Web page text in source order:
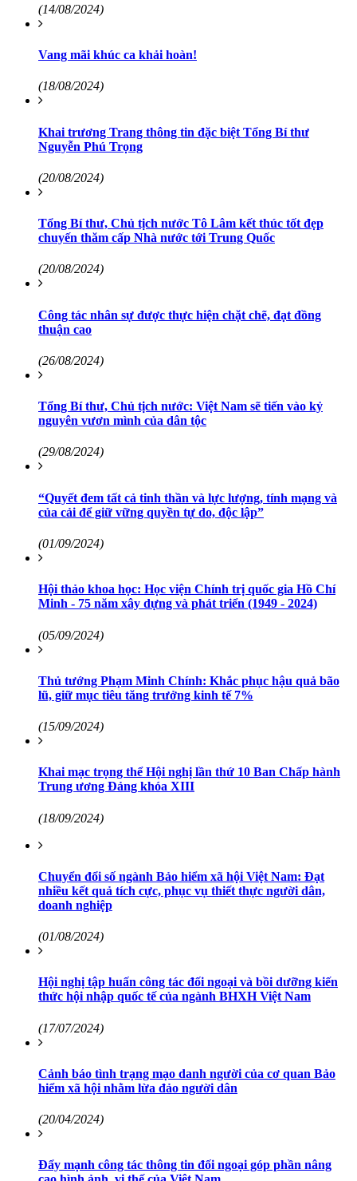
(14/08/2024)
Vang mãi khúc ca khải hoàn!
(18/08/2024)
Khai trương Trang thông tin đặc biệt Tổng Bí thư
Nguyễn Phú Trọng
(20/08/2024)
Tổng Bí thư, Chủ tịch nước Tô Lâm kết thúc tốt đẹp
chuyến thăm cấp Nhà nước tới Trung Quốc
(20/08/2024)
Công tác nhân sự được thực hiện chặt chẽ, đạt đồng
thuận cao
(26/08/2024)
Tổng Bí thư, Chủ tịch nước: Việt Nam sẽ tiến vào kỷ
nguyên vươn mình của dân tộc
(29/08/2024)
“Quyết đem tất cả tinh thần và lực lượng, tính mạng và
của cải để giữ vững quyền tự do, độc lập”
(01/09/2024)
Hội thảo khoa học: Học viện Chính trị quốc gia Hồ Chí
Minh - 75 năm xây dựng và phát triển (1949 - 2024)
(05/09/2024)
Thủ tướng Phạm Minh Chính: Khắc phục hậu quả bão
lũ, giữ mục tiêu tăng trưởng kinh tế 7%
(15/09/2024)
Khai mạc trọng thể Hội nghị lần thứ 10 Ban Chấp hành
Trung ương Đảng khóa XIII
(18/09/2024)
Chuyển đổi số ngành Bảo hiểm xã hội Việt Nam: Đạt
nhiều kết quả tích cực, phục vụ thiết thực người dân,
doanh nghiệp
(01/08/2024)
Hội nghị tập huấn công tác đối ngoại và bồi dưỡng kiến
thức hội nhập quốc tế của ngành BHXH Việt Nam
(17/07/2024)
Cảnh báo tình trạng mạo danh người của cơ quan Bảo
hiểm xã hội nhằm lừa đảo người dân
(20/04/2024)
Đẩy mạnh công tác thông tin đối ngoại góp phần nâng